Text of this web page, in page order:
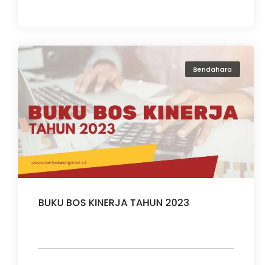
Bendahara
BUKU BOS KINERJA TAHUN 2023